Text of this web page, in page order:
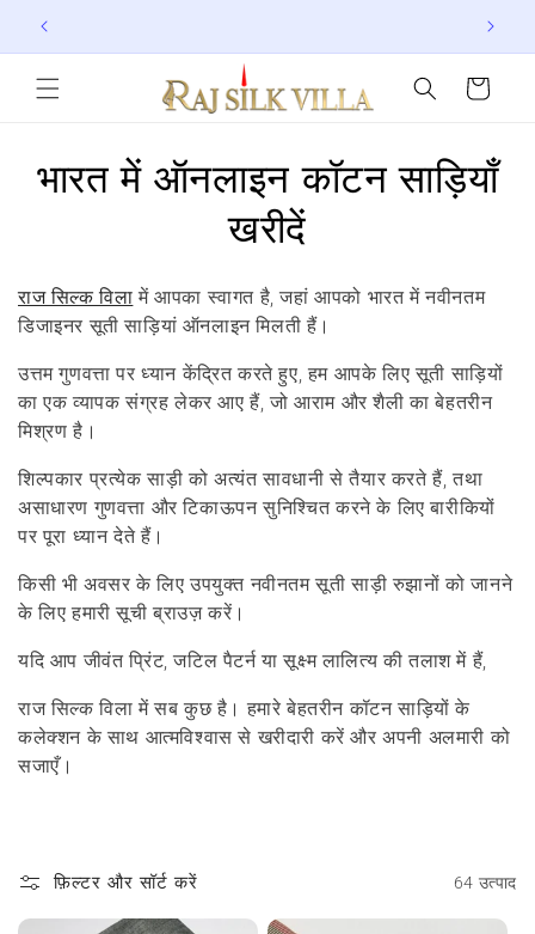
सामग्री
कार्ट
सं
ह
:
भारत में ऑनलाइन कॉटन साड़ियाँ
खरीदें
राज सिल्क विला में आपका स्वागत है, जहां आपको भारत में नवीनतम
डिजाइनर सूती साड़ियां ऑनलाइन मिलती हैं।
उत्तम गुणवत्ता पर ध्यान केंद्रित करते हुए, हम आपके लिए सूती साड़ियों
का एक व्यापक संग्रह लेकर आए हैं, जो आराम और शैली का बेहतरीन
मिश्रण है।
शिल्पकार प्रत्येक साड़ी को अत्यंत सावधानी से तैयार करते हैं, तथा
असाधारण गुणवत्ता और टिकाऊपन सुनिश्चित करने के लिए बारीकियों
पर पूरा ध्यान देते हैं।
किसी भी अवसर के लिए उपयुक्त नवीनतम सूती साड़ी रुझानों को जानने
के लिए हमारी सूची ब्राउज़ करें।
यदि आप जीवंत प्रिंट, जटिल पैटर्न या सूक्ष्म लालित्य की तलाश में हैं,
राज सिल्क विला में सब कुछ है। हमारे बेहतरीन कॉटन साड़ियों के
कलेक्शन के साथ आत्मविश्वास से खरीदारी करें और अपनी अलमारी को
सजाएँ।
फ़िल्टर और सॉर्ट करें 64 उत्पाद